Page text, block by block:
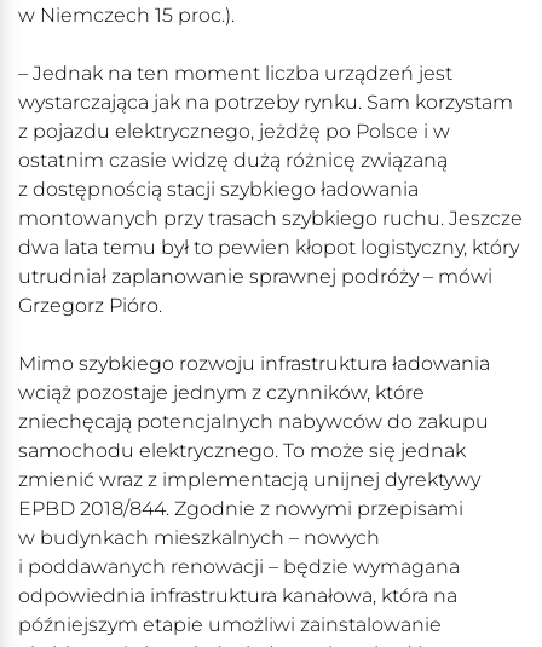
w Niemczech 15 proc.).
– Jednak na ten moment liczba urządzeń jest
wystarczająca jak na potrzeby rynku. Sam korzystam
z pojazdu elektrycznego, jeżdżę po Polsce i w
ostatnim czasie widzę dużą różnicę związaną
z dostępnością stacji szybkiego ładowania
montowanych przy trasach szybkiego ruchu. Jeszcze
dwa lata temu był to pewien kłopot logistyczny, który
utrudniał zaplanowanie sprawnej podróży – mówi
Grzegorz Pióro.
Mimo szybkiego rozwoju infrastruktura ładowania
wciąż pozostaje jednym z czynników, które
zniechęcają potencjalnych nabywców do zakupu
samochodu elektrycznego. To może się jednak
zmienić wraz z implementacją unijnej dyrektywy
EPBD 2018/844. Zgodnie z nowymi przepisami
w budynkach mieszkalnych – nowych
i poddawanych renowacji – będzie wymagana
odpowiednia infrastruktura kanałowa, która na
późniejszym etapie umożliwi zainstalowanie